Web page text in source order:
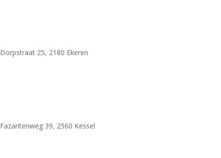
Dorpstraat 25, 2180 Ekeren
Fazantenweg 39, 2560 Kessel